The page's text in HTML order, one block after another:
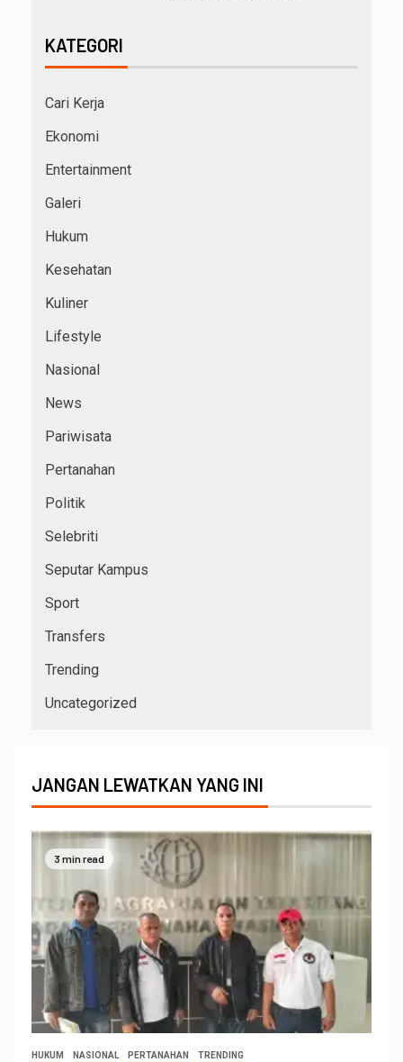
KATEGORI
Cari Kerja
Ekonomi
Entertainment
Galeri
Hukum
Kesehatan
Kuliner
Lifestyle
Nasional
News
Pariwisata
Pertanahan
Politik
Selebriti
Seputar Kampus
Sport
Transfers
Trending
Uncategorized
JANGAN LEWATKAN YANG INI
3 min read
HUKUM NASIONAL PERTANAHAN TRENDING